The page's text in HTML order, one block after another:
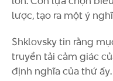
lược, tạo ra một ý
Shklovsky tin rằng
truyền tải cảm giác
định nghĩa của thứ